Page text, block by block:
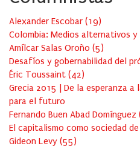
Alexander Escobar (19)
Colombia: Medios alternativos y
Amílcar Salas Oroño (5)
Desafíos y gobernabilidad del
Éric Toussaint (42)
Grecia 2015 | De la esperanza
para el futuro
Fernando Buen Abad Domínguez
El capitalismo como sociedad
Gideon Levy (55)